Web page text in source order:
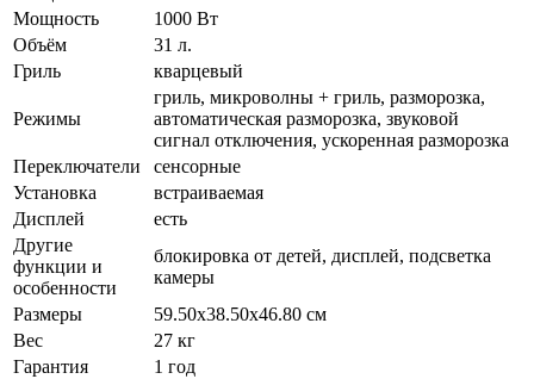
Мощность
1000 Вт
Объём
31 л.
Гриль
кварцевый
Режимы
гриль, микроволны + гриль, разморозка,
автоматическая разморозка, звуковой
сигнал отключения, ускоренная разморозка
Переключатели
сенсорные
Установка
встраиваемая
Дисплей
есть
Другие
функции и
особенности
блокировка от детей, дисплей, подсветка
камеры
Размеры
59.50x38.50x46.80 см
Вес
27 кг
Гарантия
1 год